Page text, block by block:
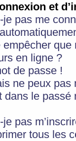
et
pas me
en ligne ?
de passe !
ne peux pas
dans le
pas
tous les